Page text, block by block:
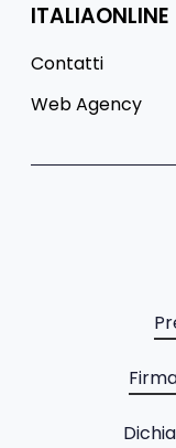
ITALIAONLINE
Contatti
Web Agency